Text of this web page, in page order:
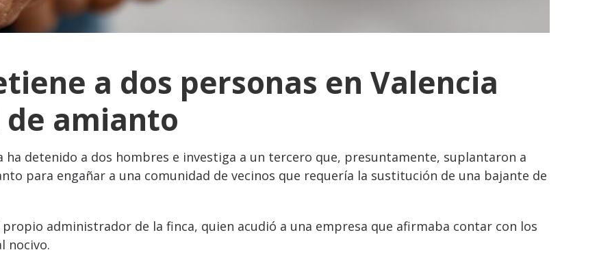
a dos personas en Valencia
amianto
ha detenido a dos hombres e investiga a un tercero que, presuntamente, suplantaron a
para engañar a una comunidad de vecinos que requería la sustitución de una bajante de
administrador de la finca, quien acudió a una empresa que afirmaba contar con los
nocivo.